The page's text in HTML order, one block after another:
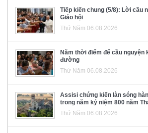
Tiếp kiến chung (5/8): Lời cầu
Giáo hội
Thứ Năm 06.08.2026
Năm thời điểm để cầu nguyện
đường
Thứ Năm 06.08.2026
Assisi chứng kiến làn sóng
trong năm kỷ niệm 800 năm
Thứ Năm 06.08.2026